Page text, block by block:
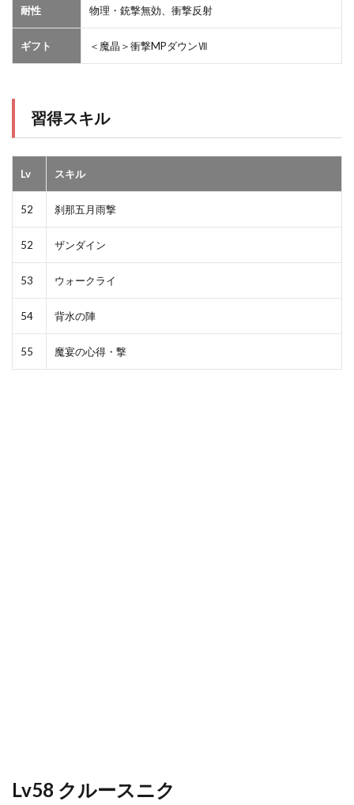
耐性 物理・銃撃無効、衝撃反射
ギフト ＜魔晶＞衝撃MPダウンⅦ
習得スキル
Lv スキル
52 刹那五月雨撃
52 ザンダイン
53 ウォークライ
54 背水の陣
55 魔宴の心得・撃
Lv58 クルースニク